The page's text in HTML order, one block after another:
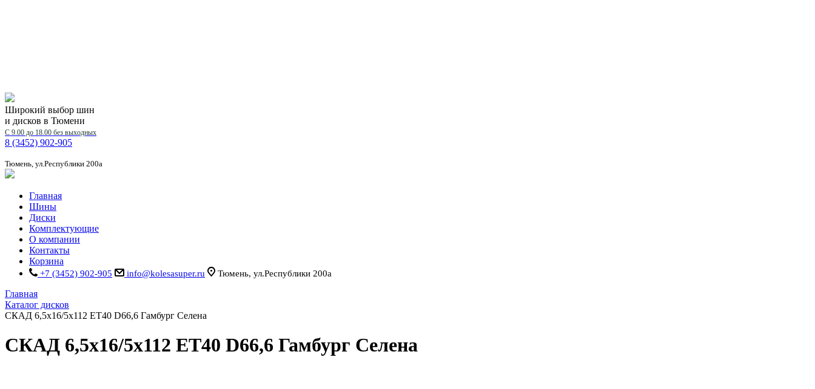
Широкий выбор шин
и дисков в Тюмени
С 9.00 до 18.00 без выходных
8 (3452) 902-905
Тюмень, ул.Республики 200а
Главная
Шины
Диски
Комплектующие
О компании
Контакты
Корзина
+7 (3452) 902-905 info@kolesasuper.ru Тюмень, ул.Республики 200а
Главная
Каталог дисков
СКАД 6,5x16/5x112 ET40 D66,6 Гамбург Селена
СКАД 6,5x16/5x112 ET40 D66,6 Гамбург Селена